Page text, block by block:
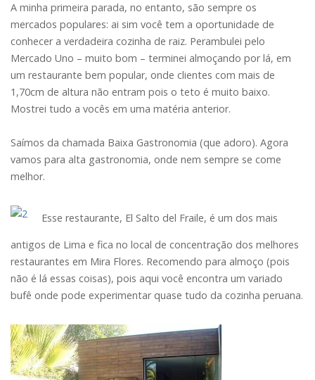
A minha primeira parada, no entanto, são sempre os
mercados populares: ai sim você tem a oportunidade de
conhecer a verdadeira cozinha de raiz. Perambulei pelo
Mercado Uno – muito bom – terminei almoçando por lá, em
um restaurante bem popular, onde clientes com mais de
1,70cm de altura não entram pois o teto é muito baixo.
Mostrei tudo a vocês em uma matéria anterior.
Saímos da chamada Baixa Gastronomia (que adoro). Agora
vamos para alta gastronomia, onde nem sempre se come
melhor.
Esse restaurante, El Salto del Fraile, é um dos mais
antigos de Lima e fica no local de concentração dos melhores
restaurantes em Mira Flores. Recomendo para almoço (pois
não é lá essas coisas), pois aqui você encontra um variado
bufê onde pode experimentar quase tudo da cozinha peruana.